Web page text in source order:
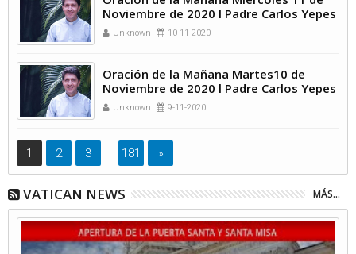
Noviembre de 2020 l Padre Carlos Yepes
Unknown 10-11-2020
Oración de la Mañana Martes10 de
Noviembre de 2020 l Padre Carlos Yepes
Unknown 9-11-2020
1 2 3 ... 181 »
VATICAN NEWS MÁS...